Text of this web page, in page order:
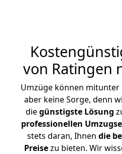
von Ratingen
Umzüge können
aber keine Sorge, denn
diegünstigste Lösung
professionellen
stets daran, Ihnen die
Preisezu bieten. Wir